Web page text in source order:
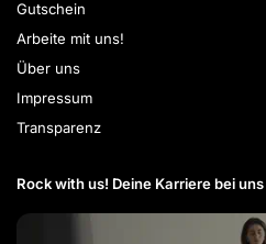
Gutschein
Arbeite mit uns!
Über uns
Impressum
Transparenz
Rock with us! Deine Karriere bei uns​